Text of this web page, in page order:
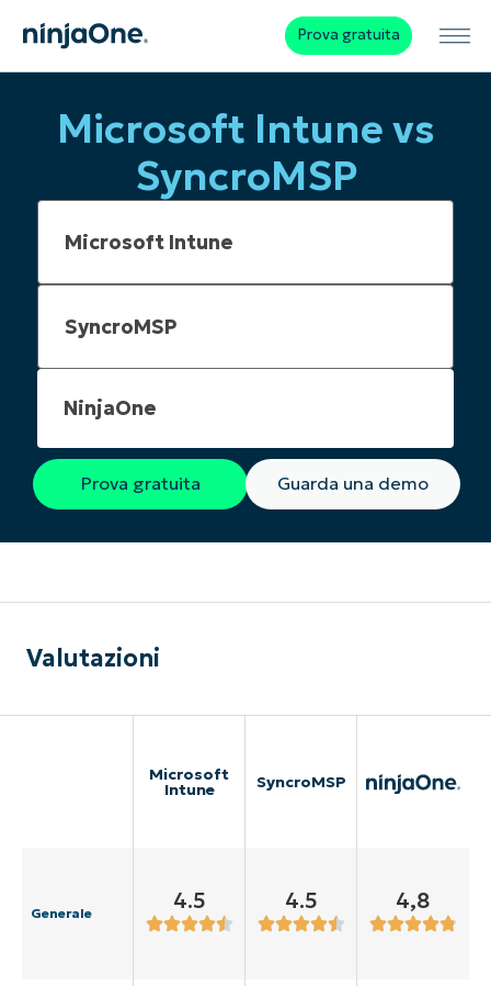
Prova gratuita
Microsoft Intune vs
SyncroMSP
NinjaOne
Prova gratuita Guarda una demo
Valutazioni
Microsoft
Intune SyncroMSP
Generale 4.5 4.5 4,8